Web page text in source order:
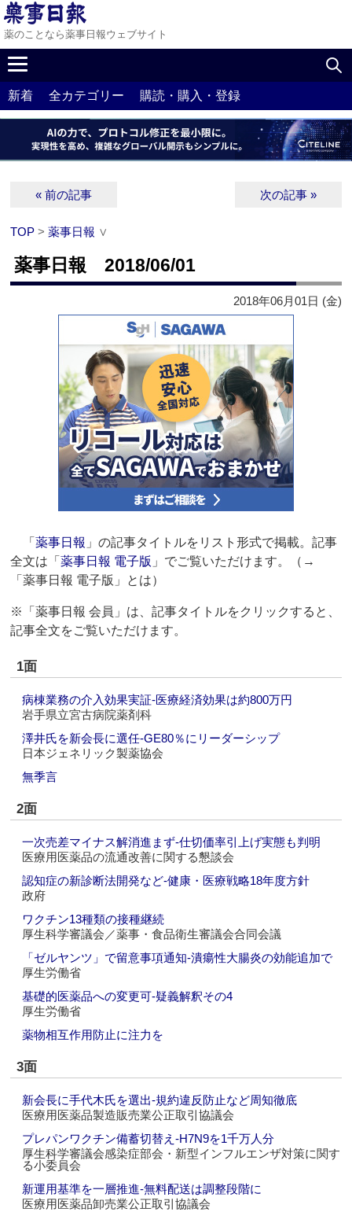
薬のことなら薬事日報ウェブサイト
新着 全カテゴリー 購読・購入・登録
« 前の記事 次の記事 »
TOP >薬事日報 ∨
薬事日報 2018/06/01
2018年06月01日 (金)
「薬事日報 」の記事タイトルをリスト形式で掲載。記事
全文は「薬事日報 電子版 」でご覧いただけます。（→
「薬事日報 電子版」とは）
※「薬事日報 会員」は、記事タイトルをクリックすると、
記事全文をご覧いただけます。
1面
病棟業務の介入効果実証‐医療経済効果は約800万円
岩手県立宮古病院薬剤科
澤井氏を新会長に選任‐GE80％にリーダーシップ
日本ジェネリック製薬協会
無季言
2面
一次売差マイナス解消進まず‐仕切価率引上げ実態も判明
医療用医薬品の流通改善に関する懇談会
認知症の新診断法開発など‐健康・医療戦略18年度方針
政府
ワクチン13種類の接種継続
厚生科学審議会／薬事・食品衛生審議会合同会議
「ゼルヤンツ」で留意事項通知‐潰瘍性大腸炎の効能追加で
厚生労働省
基礎的医薬品への変更可‐疑義解釈その4
厚生労働省
薬物相互作用防止に注力を
3面
新会長に手代木氏を選出‐規約違反防止など周知徹底
医療用医薬品製造販売業公正取引協議会
プレパンワクチン備蓄切替え‐H7N9を1千万人分
厚生科学審議会感染症部会・新型インフルエンザ対策に関す
る小委員会
新運用基準を一層推進‐無料配送は調整段階に
医療用医薬品卸売業公正取引協議会